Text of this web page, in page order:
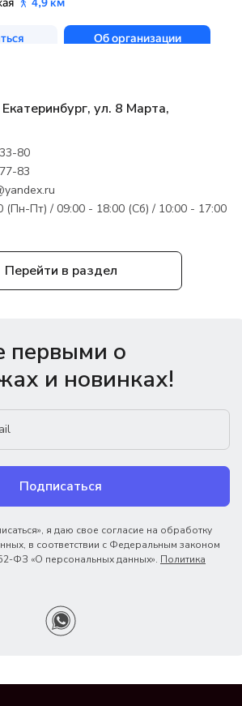
Перейти в раздел
ул. 8 Марта,
80
83
(Пн-Пт) / 09:00 - 18:00 (Сб) / 10:00 - 17:00
первыми о
и новинках!
Подписаться
я даю свое согласие на обработку
в соответствии с Федеральным законом
ФЗ «О персональных данных». Политика